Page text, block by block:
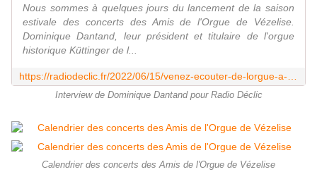
Nous sommes à quelques jours du lancement de la saison
estivale des concerts des Amis de l'Orgue de Vézelise.
Dominique Dantand, leur président et titulaire de l'orgue
historique Küttinger de l...
Interview de Dominique Dantand pour Radio Déclic
Calendrier des concerts des Amis de l'Orgue de Vézelise